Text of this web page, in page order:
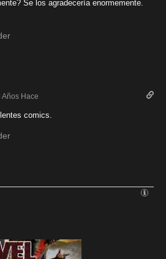
Se los agradecería enormemente.
Años Hace
comics.